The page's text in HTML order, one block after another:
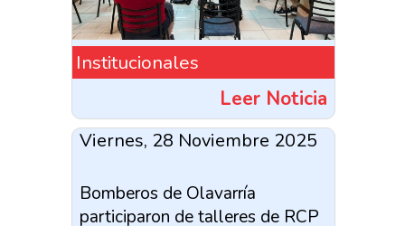
Institucionales
Leer Noticia
Viernes, 28 Noviembre 2025
Bomberos de Olavarría
participaron de talleres de RCP